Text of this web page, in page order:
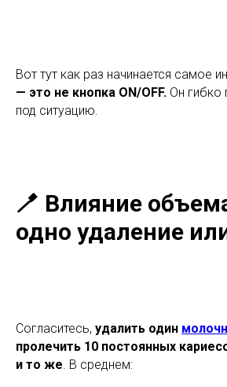
Вот тут как раз начинается самое
— это не кнопка ON/OFF. Он гибко
под ситуацию.
🪥 Влияние
одно удаление
Согласитесь, удалить один
пролечить 10 постоянных
и то же. В среднем: